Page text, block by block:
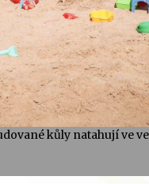
kůly natahují ve